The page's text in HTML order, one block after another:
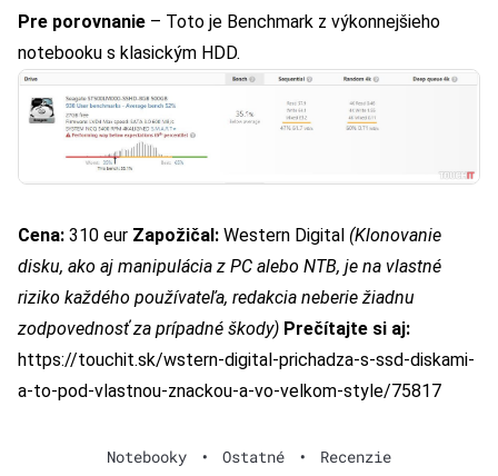
Pre porovnanie – Toto je Benchmark z výkonnejšieho
notebooku s klasickým HDD.
Cena: 310 eur Zapožičal: Western Digital (Klonovanie
disku, ako aj manipulácia z PC alebo NTB, je na vlastné
riziko každého používateľa, redakcia neberie žiadnu
zodpovednosť za prípadné škody) Prečítajte si aj:
https://touchit.sk/wstern-digital-prichadza-s-ssd-diskami-
a-to-pod-vlastnou-znackou-a-vo-velkom-style/75817
Notebooky • Ostatné • Recenzie